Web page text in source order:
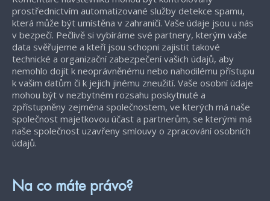
prostřednictvím automatizované služby detekce spamu,
která může být umístěna v zahraničí. Vaše údaje jsou u nás
v bezpečí. Pečlivě si vybíráme své partnery, kterým vaše
data svěřujeme a kteří jsou schopni zajistit takové
technické a organizační zabezpečení vašich údajů, aby
nemohlo dojít k neoprávněnému nebo nahodilému přístupu
k vašim datům či k jejich jinému zneužití. Vaše osobní údaje
mohou být v nezbytném rozsahu poskytnuté a
zpřístupněny zejména společnostem, ve kterých má naše
společnost majetkovou účast a partnerům, se kterými má
naše společnost uzavřeny smlouvy o zpracování osobních
údajů.
Na co máte právo?